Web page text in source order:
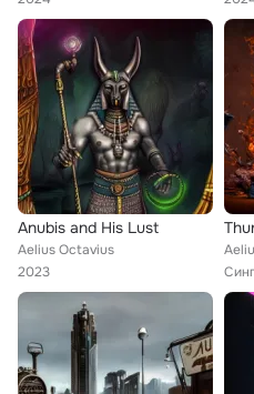
Anubis and His Lust
Aelius Octavius
2023